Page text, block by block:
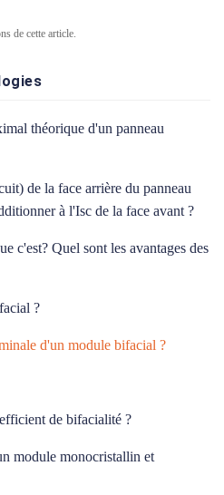
de cette article.
théorique d'un panneau
de la face arrière du panneau
à l'Isc de la face avant ?
c'est? Quel sont les avantages des
?
d'un module bifacial ?
de bifacialité ?
module monocristallin et